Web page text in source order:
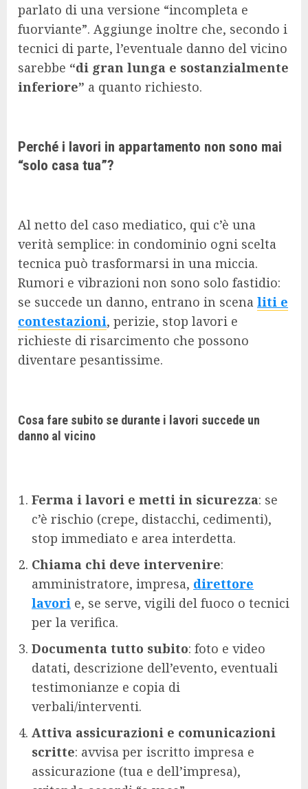
parlato di una versione “incompleta e
fuorviante”. Aggiunge inoltre che, secondo i
tecnici di parte, l’eventuale danno del vicino
sarebbe “di gran lunga e sostanzialmente
inferiore” a quanto richiesto.
Perché i lavori in appartamento non sono mai
“solo casa tua”?
Al netto del caso mediatico, qui c’è una
verità semplice: in condominio ogni scelta
tecnica può trasformarsi in una miccia.
Rumori e vibrazioni non sono solo fastidio:
se succede un danno, entrano in scena liti e
contestazioni, perizie, stop lavori e
richieste di risarcimento che possono
diventare pesantissime.
Cosa fare subito se durante i lavori succede un
danno al vicino
Ferma i lavori e metti in sicurezza: se
c’è rischio (crepe, distacchi, cedimenti),
stop immediato e area interdetta.
Chiama chi deve intervenire:
amministratore, impresa, direttore
lavori e, se serve, vigili del fuoco o tecnici
per la verifica.
Documenta tutto subito: foto e video
datati, descrizione dell’evento, eventuali
testimonianze e copia di
verbali/interventi.
Attiva assicurazioni e comunicazioni
scritte: avvisa per iscritto impresa e
assicurazione (tua e dell’impresa),